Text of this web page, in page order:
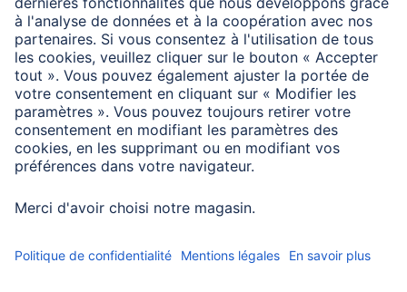
En cas de contact prolongé avec l’eau, activez "Natation"
ou le sport correspondant, même si vous ne souhaitez
pas enregistrer d’activité. Ensuite : utiliser la fonction
d’évacuation de l’eau.
Après un port prolongé/une baignade, nettoyer avec un
chiffon légèrement humide.